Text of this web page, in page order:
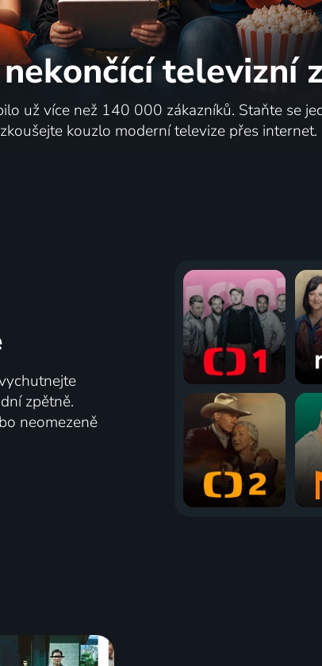
televizní
už více než 140 000 zákazníků. Staňte se
kouzlo moderní televize přes internet.
zpětně.
neomezeně